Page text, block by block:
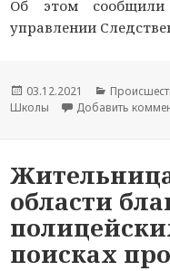
Об этом сообщили
управлении
Опубликовано
03.12.2021 Рубрики
Школы
Добавить
области
поисках